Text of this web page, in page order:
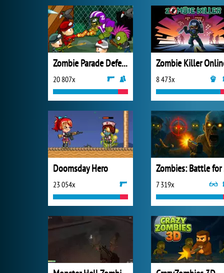
Zombie Parade Defense 3
20 807x
Zombie Killer
8 473x
Doomsday Hero
23 054x 7 319x